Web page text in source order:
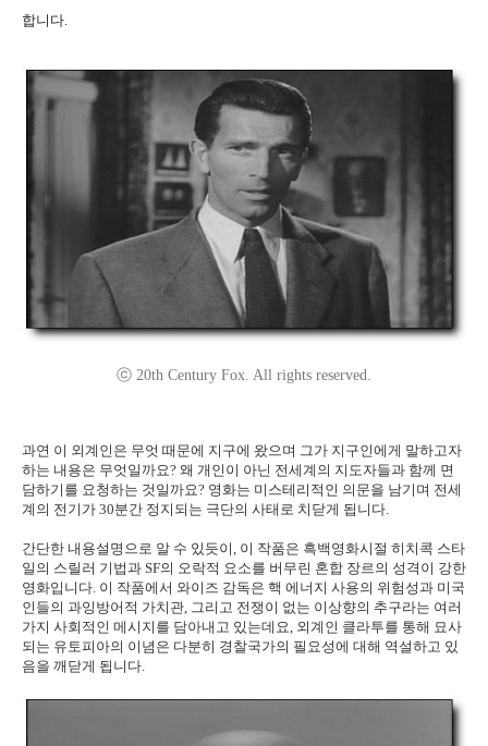
합니다.
ⓒ 20th Century Fox. All rights reserved.
과연 이 외계인은 무엇 때문에 지구에 왔으며 그가 지구인에게 말하고자
하는 내용은 무엇일까요? 왜 개인이 아닌 전세계의 지도자들과 함께 면
담하기를 요청하는 것일까요? 영화는 미스테리적인 의문을 남기며 전세
계의 전기가 30분간 정지되는 극단의 사태로 치닫게 됩니다.
간단한 내용설명으로 알 수 있듯이, 이 작품은 흑백영화시절 히치콕 스타
일의 스릴러 기법과 SF의 오락적 요소를 버무린 혼합 장르의 성격이 강한
영화입니다. 이 작품에서 와이즈 감독은 핵 에너지 사용의 위험성과 미국
인들의 과잉방어적 가치관, 그리고 전쟁이 없는 이상향의 추구라는 여러
가지 사회적인 메시지를 담아내고 있는데요, 외계인 클라투를 통해 묘사
되는 유토피아의 이념은 다분히 경찰국가의 필요성에 대해 역설하고 있
음을 깨닫게 됩니다.